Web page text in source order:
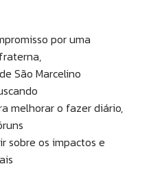
por uma
São Marcelino
melhorar o fazer diário,
sobre os impactos e